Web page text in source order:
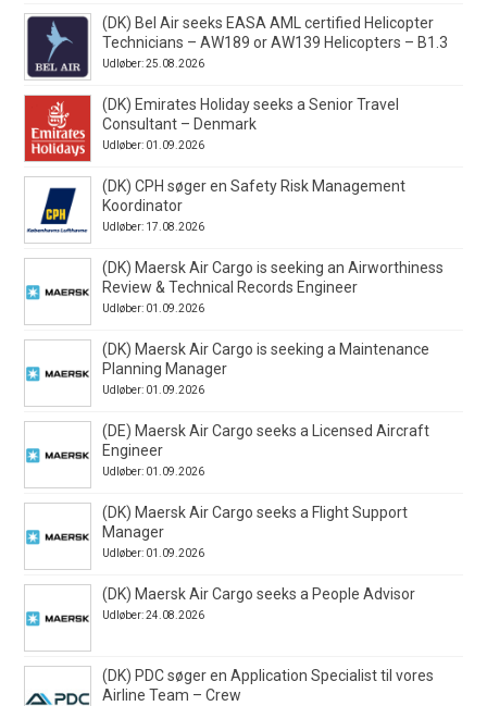
(DK) Bel Air seeks EASA AML certified Helicopter
Technicians – AW189 or AW139 Helicopters – B1.3
Udløber: 25.08.2026
(DK) Emirates Holiday seeks a Senior Travel
Consultant – Denmark
Udløber: 01.09.2026
(DK) CPH søger en Safety Risk Management
Koordinator
Udløber: 17.08.2026
(DK) Maersk Air Cargo is seeking an Airworthiness
Review & Technical Records Engineer
Udløber: 01.09.2026
(DK) Maersk Air Cargo is seeking a Maintenance
Planning Manager
Udløber: 01.09.2026
(DE) Maersk Air Cargo seeks a Licensed Aircraft
Engineer
Udløber: 01.09.2026
(DK) Maersk Air Cargo seeks a Flight Support
Manager
Udløber: 01.09.2026
(DK) Maersk Air Cargo seeks a People Advisor
Udløber: 24.08.2026
(DK) PDC søger en Application Specialist til vores
Airline Team – Crew